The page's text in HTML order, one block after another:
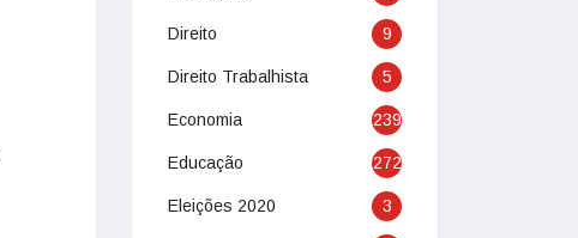
Direito 9
Direito Trabalhista 5
Economia 239
Educação 272
Eleições 2020 3